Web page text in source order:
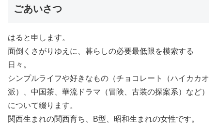
ごあいさつ
はると申します。
面倒くさがりゆえに、暮らしの必要最低限を模索する
日々。
シンプルライフや好きなもの（チョコレート（ハイカカオ
派）、中国茶、華流ドラマ（冒険、古装の探案系）など）
について綴ります。
関西生まれの関西育ち、B型、昭和生まれの女性です。